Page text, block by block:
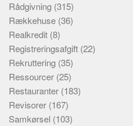
Rådgivning (315)
Rækkehuse (36)
Realkredit (8)
Registreringsafgift (22)
Rekruttering (35)
Ressourcer (25)
Restauranter (183)
Revisorer (167)
Samkørsel (103)